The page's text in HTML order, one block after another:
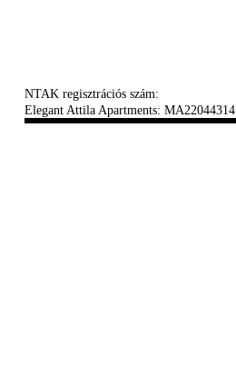
NTAK regisztrációs szám:
Elegant Attila Apartments: MA22044314